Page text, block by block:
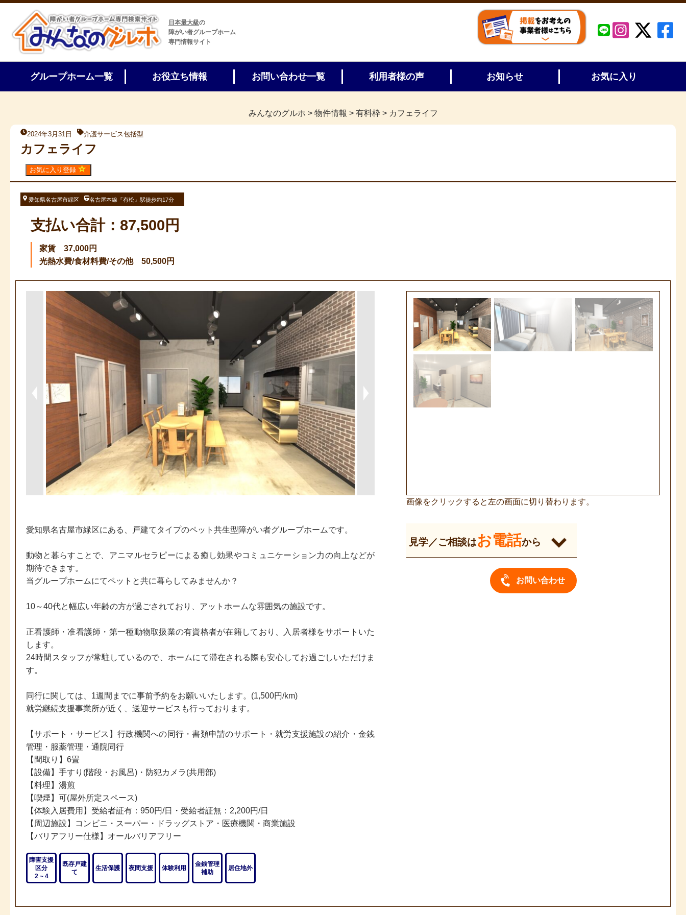
日本最大級の
障がい者グループホーム
専門情報サイト
グループホーム一覧 お役立ち情報 お問い合わせ一覧 利用者様の声 お知らせ お気に入り
みんなのグルホ > 物件情報 > 有料枠> カフェライフ
2024年3月31日 介護サービス包括型
カフェライフ
お気に入り登録
愛知県名古屋市緑区 名古屋本線『有松』駅徒歩約17分
支払い合計：87,500円
家賃 37,000円
光熱水費/食材料費/その他 50,500円
画像をクリックすると左の画面に切り替わります。
愛知県名古屋市緑区にある、戸建てタイプのペット共生型障がい者グループホームです。
動物と暮らすことで、アニマルセラピーによる癒し効果やコミュニケーション力の向上などが
期待できます。
当グループホームにてペットと共に暮らしてみませんか？
10～40代と幅広い年齢の方が過ごされており、アットホームな雰囲気の施設です。
正看護師・准看護師・第一種動物取扱業の有資格者が在籍しており、入居者様をサポートいた
します。
24時間スタッフが常駐しているので、ホームにて滞在される際も安心してお過ごしいただけま
す。
同行に関しては、1週間までに事前予約をお願いいたします。(1,500円/km)
就労継続支援事業所が近く、送迎サービスも行っております。
【サポート・サービス】行政機関への同行・書類申請のサポート・就労支援施設の紹介・金銭
管理・服薬管理・通院同行
【間取り】6畳
【設備】手すり(階段・お風呂)・防犯カメラ(共用部)
【料理】湯煎
【喫煙】可(屋外所定スペース)
【体験入居費用】受給者証有：950円/日・受給者証無：2,200円/日
【周辺施設】コンビニ・スーパー・ドラッグストア・医療機関・商業施設
【バリアフリー仕様】オールバリアフリー
見学／ご相談はお電話から
お問い合わせ
障害支援
区分
2 ~ 4
既存戸建
て
生活保護 夜間支援 体験利用
金銭管理
補助
居住地外